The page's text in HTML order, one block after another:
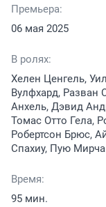
Премьера:
06 мая 2025
В ролях:
Хелен Ценгель,
Вулфхард, Разван
Анхель, Дэвид
Томас Отто Гела,
Робертсон Брюс,
Спахиу, Пую
Время:
95 мин.